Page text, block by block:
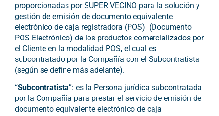
proporcionadas por SUPER VECINO para la solución y
gestión de emisión de documento equivalente
electrónico de caja registradora (POS) (Documento
POS Electrónico) de los productos comercializados por
el Cliente en la modalidad POS, el cual es
subcontratado por la Compañía con el Subcontratista
(según se define más adelante).
“Subcontratista”: es la Persona jurídica subcontratada
por la Compañía para prestar el servicio de emisión de
documento equivalente electrónico de caja